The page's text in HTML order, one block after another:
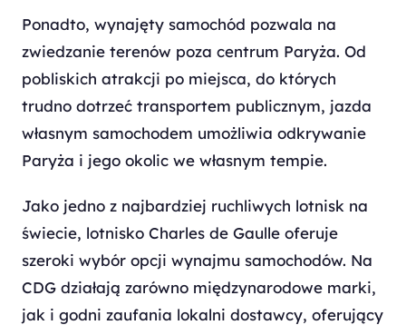
Ponadto, wynajęty samochód pozwala na
zwiedzanie terenów poza centrum Paryża. Od
pobliskich atrakcji po miejsca, do których
trudno dotrzeć transportem publicznym, jazda
własnym samochodem umożliwia odkrywanie
Paryża i jego okolic we własnym tempie.
Jako jedno z najbardziej ruchliwych lotnisk na
świecie, lotnisko Charles de Gaulle oferuje
szeroki wybór opcji wynajmu samochodów. Na
CDG działają zarówno międzynarodowe marki,
jak i godni zaufania lokalni dostawcy, oferujący